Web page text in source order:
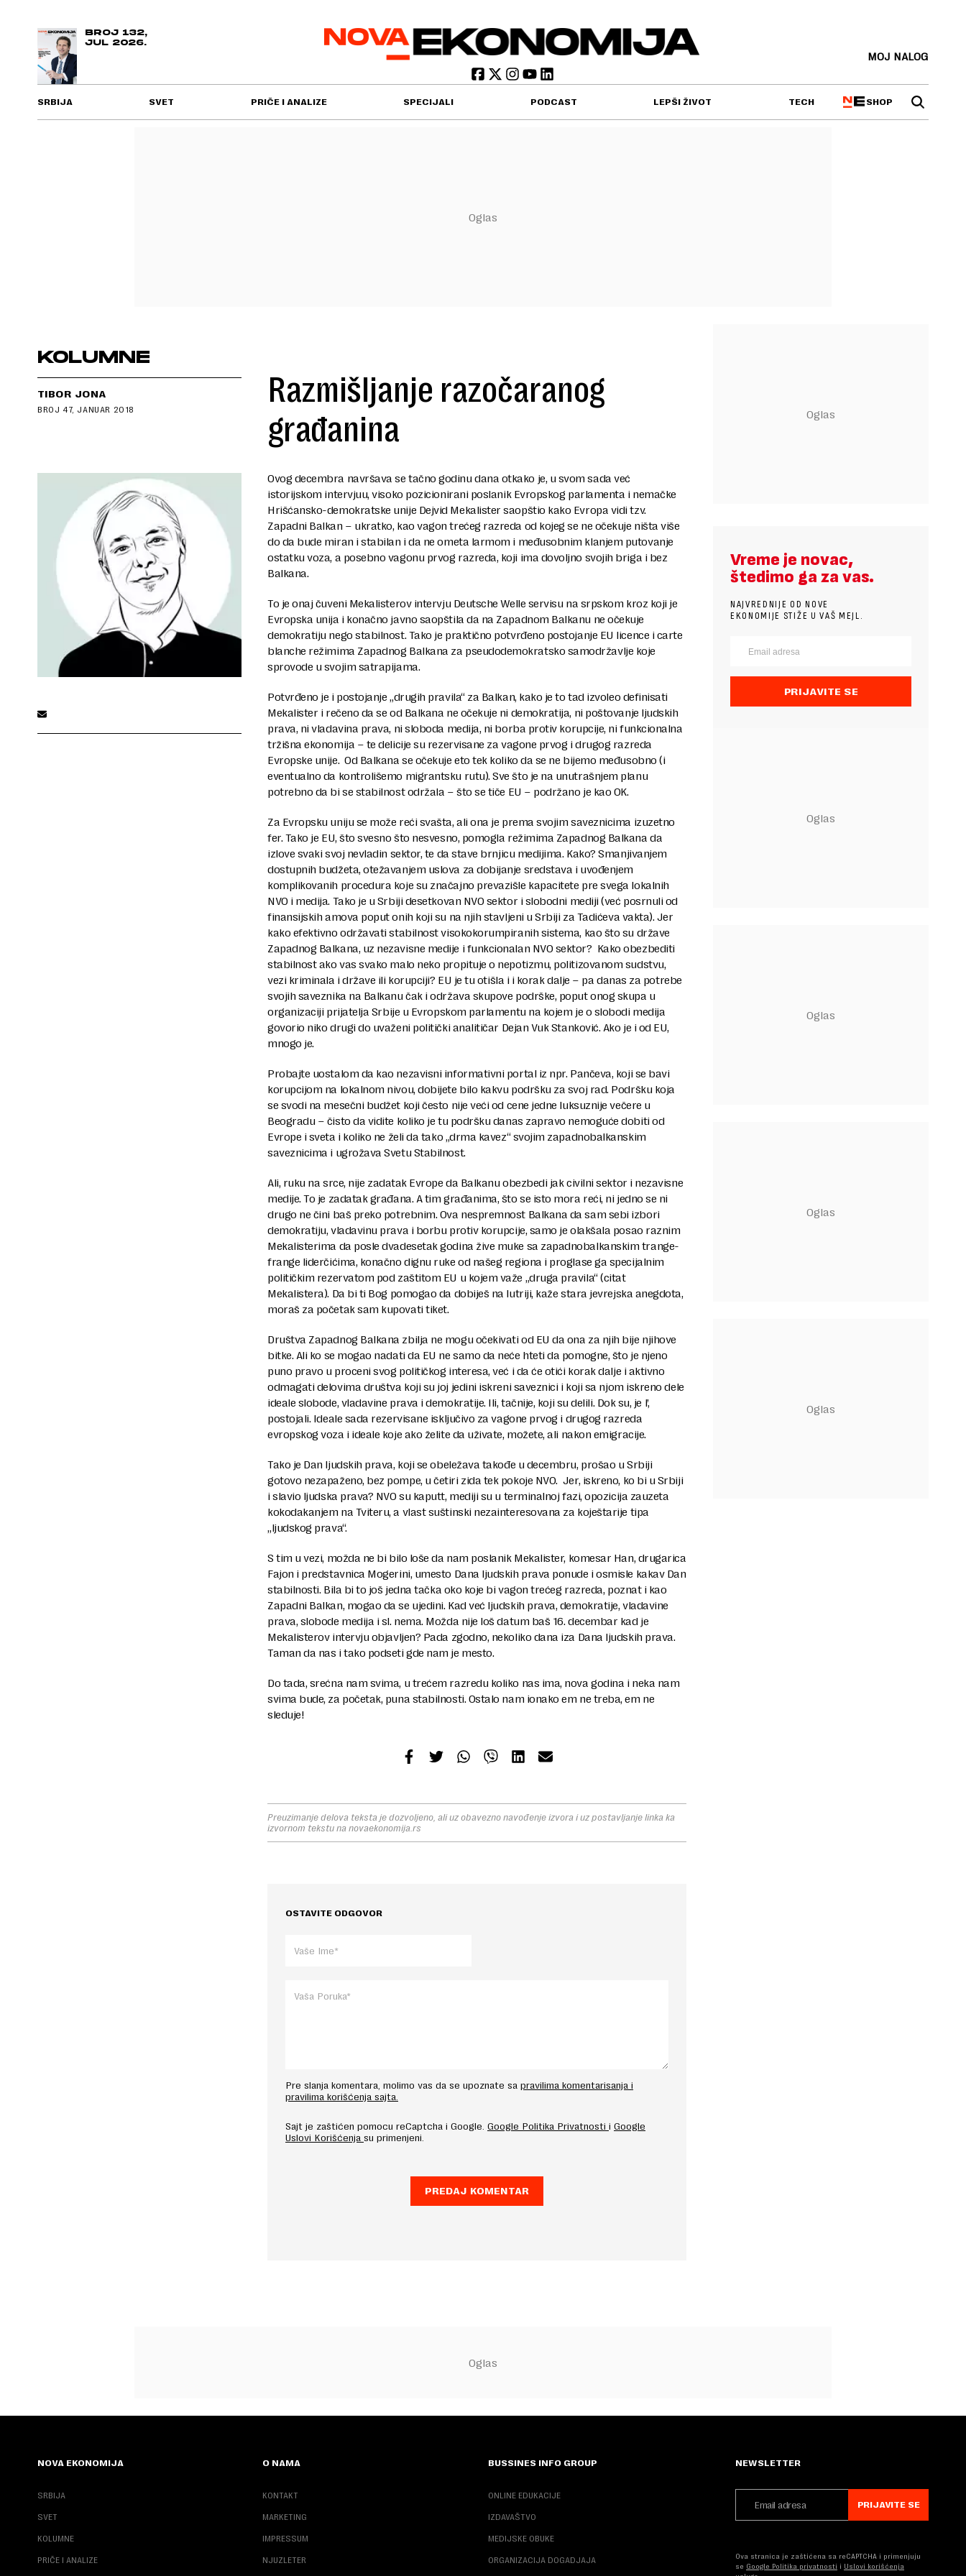
BROJ 132,
JUL 2026.
MOJ NALOG
SRBIJA SVET PRIČE I ANALIZE SPECIJALI PODCAST LEPŠI ŽIVOT TECH SHOP
KOLUMNE
TIBOR JONA
BROJ 47, JANUAR 2018
Razmišljanje razočaranog
građanina
Ovog decembra navršava se tačno godinu dana otkako je, u svom sada već
istorijskom intervjuu, visoko pozicionirani poslanik Evropskog parlamenta i nemačke
Hrišćansko-demokratske unije Dejvid Mekalister saopštio kako Evropa vidi tzv.
Zapadni Balkan – ukratko, kao vagon trećeg razreda od kojeg se ne očekuje ništa više
do da bude miran i stabilan i da ne ometa larmom i međusobnim klanjem putovanje
ostatku voza, a posebno vagonu prvog razreda, koji ima dovoljno svojih briga i bez
Balkana.
To je onaj čuveni Mekalisterov intervju Deutsche Welle servisu na srpskom kroz koji je
Evropska unija i konačno javno saopštila da na Zapadnom Balkanu ne očekuje
demokratiju nego stabilnost. Tako je praktično potvrđeno postojanje EU licence i carte
blanche režimima Zapadnog Balkana za pseudodemokratsko samodržavlje koje
sprovode u svojim satrapijama.
Potvrđeno je i postojanje „drugih pravila“ za Balkan, kako je to tad izvoleo definisati
Mekalister i rečeno da se od Balkana ne očekuje ni demokratija, ni poštovanje ljudskih
prava, ni vladavina prava, ni sloboda medija, ni borba protiv korupcije, ni funkcionalna
tržišna ekonomija – te delicije su rezervisane za vagone prvog i drugog razreda
Evropske unije. Od Balkana se očekuje eto tek koliko da se ne bijemo međusobno (i
eventualno da kontrolišemo migrantsku rutu). Sve što je na unutrašnjem planu
potrebno da bi se stabilnost održala – što se tiče EU – podržano je kao OK.
Za Evropsku uniju se može reći svašta, ali ona je prema svojim saveznicima izuzetno
fer. Tako je EU, što svesno što nesvesno, pomogla režimima Zapadnog Balkana da
izlove svaki svoj nevladin sektor, te da stave brnjicu medijima. Kako? Smanjivanjem
dostupnih budžeta, otežavanjem uslova za dobijanje sredstava i uvođenjem
komplikovanih procedura koje su značajno prevazišle kapacitete pre svega lokalnih
NVO i medija. Tako je u Srbiji desetkovan NVO sektor i slobodni mediji (već posrnuli od
finansijskih amova poput onih koji su na njih stavljeni u Srbiji za Tadićeva vakta). Jer
kako efektivno održavati stabilnost visokokorumpiranih sistema, kao što su države
Zapadnog Balkana, uz nezavisne medije i funkcionalan NVO sektor? Kako obezbediti
stabilnost ako vas svako malo neko propituje o nepotizmu, politizovanom sudstvu,
vezi kriminala i države ili korupciji? EU je tu otišla i i korak dalje – pa danas za potrebe
svojih saveznika na Balkanu čak i održava skupove podrške, poput onog skupa u
organizaciji prijatelja Srbije u Evropskom parlamentu na kojem je o slobodi medija
govorio niko drugi do uvaženi politički analitičar Dejan Vuk Stanković. Ako je i od EU,
mnogo je.
Probajte uostalom da kao nezavisni informativni portal iz npr. Pančeva, koji se bavi
korupcijom na lokalnom nivou, dobijete bilo kakvu podršku za svoj rad. Podršku koja
se svodi na mesečni budžet koji često nije veći od cene jedne luksuznije večere u
Beogradu – čisto da vidite koliko je tu podršku danas zapravo nemoguće dobiti od
Evrope i sveta i koliko ne želi da tako „drma kavez“ svojim zapadnobalkanskim
saveznicima i ugrožava Svetu Stabilnost.
Ali, ruku na srce, nije zadatak Evrope da Balkanu obezbedi jak civilni sektor i nezavisne
medije. To je zadatak građana. A tim građanima, što se isto mora reći, ni jedno se ni
drugo ne čini baš preko potrebnim. Ova nespremnost Balkana da sam sebi izbori
demokratiju, vladavinu prava i borbu protiv korupcije, samo je olakšala posao raznim
Mekalisterima da posle dvadesetak godina žive muke sa zapadnobalkanskim trange-
frange liderčićima, konačno dignu ruke od našeg regiona i proglase ga specijalnim
političkim rezervatom pod zaštitom EU u kojem važe „druga pravila“ (citat
Mekalistera). Da bi ti Bog pomogao da dobiješ na lutriji, kaže stara jevrejska anegdota,
moraš za početak sam kupovati tiket.
Društva Zapadnog Balkana zbilja ne mogu očekivati od EU da ona za njih bije njihove
bitke. Ali ko se mogao nadati da EU ne samo da neće hteti da pomogne, što je njeno
puno pravo u proceni svog političkog interesa, već i da će otići korak dalje i aktivno
odmagati delovima društva koji su joj jedini iskreni saveznici i koji sa njom iskreno dele
ideale slobode, vladavine prava i demokratije. Ili, tačnije, koji su delili. Dok su, je l’,
postojali. Ideale sada rezervisane isključivo za vagone prvog i drugog razreda
evropskog voza i ideale koje ako želite da uživate, možete, ali nakon emigracije.
Tako je Dan ljudskih prava, koji se obeležava takođe u decembru, prošao u Srbiji
gotovo nezapaženo, bez pompe, u četiri zida tek pokoje NVO. Jer, iskreno, ko bi u Srbiji
i slavio ljudska prava? NVO su kaputt, mediji su u terminalnoj fazi, opozicija zauzeta
kokodakanjem na Tviteru, a vlast suštinski nezainteresovana za koještarije tipa
„ljudskog prava“.
S tim u vezi, možda ne bi bilo loše da nam poslanik Mekalister, komesar Han, drugarica
Fajon i predstavnica Mogerini, umesto Dana ljudskih prava ponude i osmisle kakav Dan
stabilnosti. Bila bi to još jedna tačka oko koje bi vagon trećeg razreda, poznat i kao
Zapadni Balkan, mogao da se ujedini. Kad već ljudskih prava, demokratije, vladavine
prava, slobode medija i sl. nema. Možda nije loš datum baš 16. decembar kad je
Mekalisterov intervju objavljen? Pada zgodno, nekoliko dana iza Dana ljudskih prava.
Taman da nas i tako podseti gde nam je mesto.
Do tada, srećna nam svima, u trećem razredu koliko nas ima, nova godina i neka nam
svima bude, za početak, puna stabilnosti. Ostalo nam ionako em ne treba, em ne
sleduje!
Preuzimanje delova teksta je dozvoljeno, ali uz obavezno navođenje izvora i uz postavljanje linka ka
izvornom tekstu na novaekonomija.rs
OSTAVITE ODGOVOR
Pre slanja komentara, molimo vas da se upoznate sa pravilima komentarisanja i
pravilima korišćenja sajta.
Sajt je zaštićen pomocu reCaptcha i Google. Google Politika Privatnosti i Google
Uslovi Korišćenja su primenjeni.
Vreme je novac,
štedimo ga za vas.
NAJVREDNIJE OD NOVE
EKONOMIJE STIŽE U VAŠ MEJL.
PRIJAVITE SE
NOVA EKONOMIJA
SRBIJA
SVET
KOLUMNE
PRIČE I ANALIZE
O NAMA
KONTAKT
MARKETING
IMPRESSUM
NJUZLETER
BUSSINES INFO GROUP
ONLINE EDUKACIJE
IZDAVAŠTVO
MEDIJSKE OBUKE
ORGANIZACIJA DOGADJAJA
NEWSLETTER
PRIJAVITE SE
Ova stranica je zaštićena sa reCAPTCHA i primenjuju
se Google Politika privatnosti i Uslovi korišćenja